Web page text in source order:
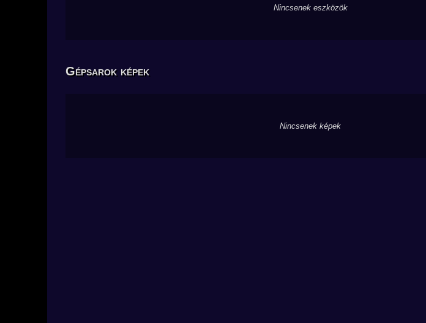
Nincsenek eszközök
Gépsarok képek
Nincsenek képek